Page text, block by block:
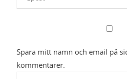
Spara mitt namn och email på
kommentarer.